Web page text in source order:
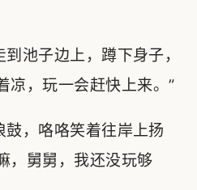
池子边上，蹲下身子，
凉，玩一会赶快上来。”
，咯咯笑着往岸上扬
，舅舅，我还没玩够